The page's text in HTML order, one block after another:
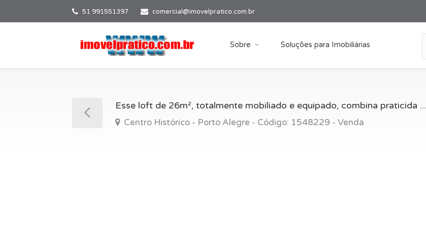
51 991551397 comercial@imovelpratico.com.br
Sobre Soluções para Imobiliárias
Esse loft de 26m², totalmente mobiliado e equipado, combina praticida ...
Centro Histórico - Porto Alegre - Código: 1548229 - Venda